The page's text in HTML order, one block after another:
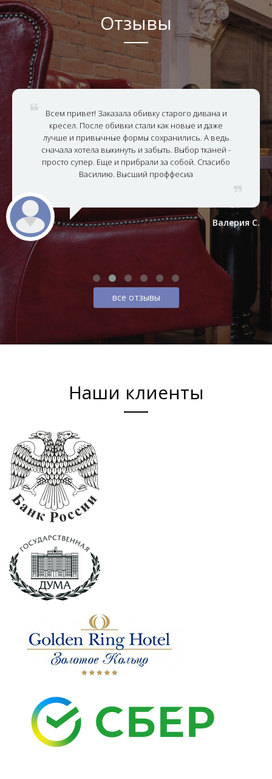
Отзывы
Всем привет! Заказала обивку старого дивана и
кресел. После обивки стали как новые и даже
лучше и привычные формы сохранились. А ведь
сначала хотела выкинуть и забыть. Выбор тканей -
просто супер. Еще и прибрали за собой. Спасибо
Василию. Высший проффесиа
Валерия С.
все отзывы
Наши клиенты